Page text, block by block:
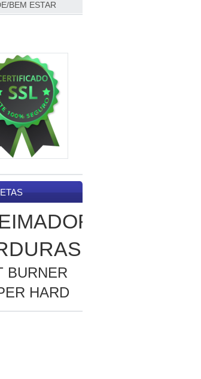
BEM ESTAR
BURNER
HARD